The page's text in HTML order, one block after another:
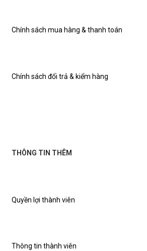
THÔNG TIN THÊM
Quyền lợi thành viên
Thông tin thành viên
Chính sách mua hàng & thanh toán
Chính sách đổi trả & kiểm hàng